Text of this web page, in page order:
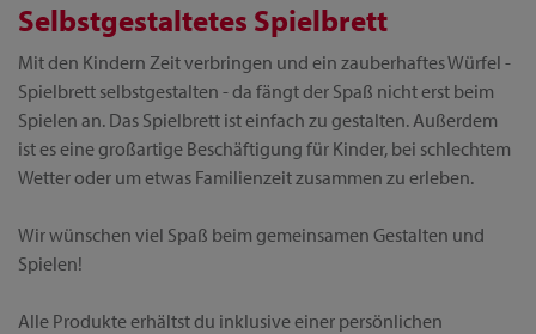
Selbstgestaltetes Spielbrett
Mit den Kindern Zeit verbringen und ein zauberhaftes Würfel -
Spielbrett selbstgestalten - da fängt der Spaß nicht erst beim
Spielen an. Das Spielbrett ist einfach zu gestalten. Außerdem
ist es eine großartige Beschäftigung für Kinder, bei schlechtem
Wetter oder um etwas Familienzeit zusammen zu erleben.
Wir wünschen viel Spaß beim gemeinsamen Gestalten und
Spielen!
Alle Produkte erhältst du inklusive einer persönlichen